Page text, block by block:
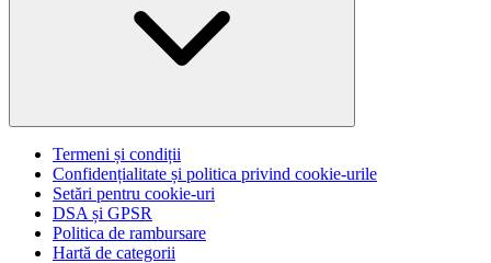
Termeni și condiții
Confidențialitate și politica privind cookie-urile
Setări pentru cookie-uri
DSA și GPSR
Politica de rambursare
Hartă de categorii